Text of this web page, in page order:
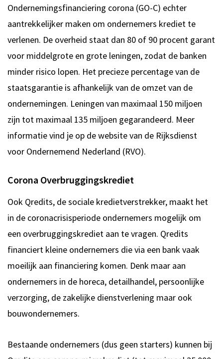
Ondernemingsfinanciering corona (GO-C) echter
aantrekkelijker maken om ondernemers krediet te
verlenen. De overheid staat dan 80 of 90 procent garant
voor middelgrote en grote leningen, zodat de banken
minder risico lopen. Het precieze percentage van de
staatsgarantie is afhankelijk van de omzet van de
ondernemingen. Leningen van maximaal 150 miljoen
zijn tot maximaal 135 miljoen gegarandeerd. Meer
informatie vind je op de website van de Rijksdienst
voor Ondernemend Nederland (RVO).
Corona Overbruggingskrediet
Ook Qredits, de sociale kredietverstrekker, maakt het
in de coronacrisisperiode ondernemers mogelijk om
een overbruggingskrediet aan te vragen. Qredits
financiert kleine ondernemers die via een bank vaak
moeilijk aan financiering komen. Denk maar aan
ondernemers in de horeca, detailhandel, persoonlijke
verzorging, de zakelijke dienstverlening maar ook
bouwondernemers.
Bestaande ondernemers (dus geen starters) kunnen bij